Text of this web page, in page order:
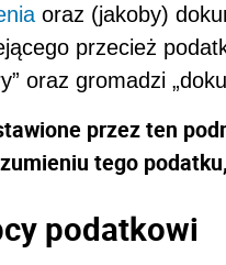
oraz (jakoby)
przecież
oraz gromadzi
przez ten
tego
podatkowi